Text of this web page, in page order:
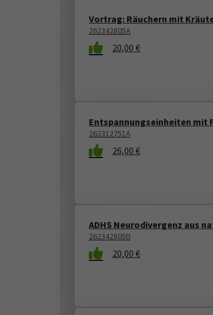
Vortrag: Räuchern mit
262342805A
20,00 €
Entspannungseinheiten mit
262312751A
26,00 €
ADHS Neurodivergenz aus
262342805D
20,00 €